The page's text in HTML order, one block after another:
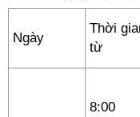
Ngày
Thời
từ
8:00